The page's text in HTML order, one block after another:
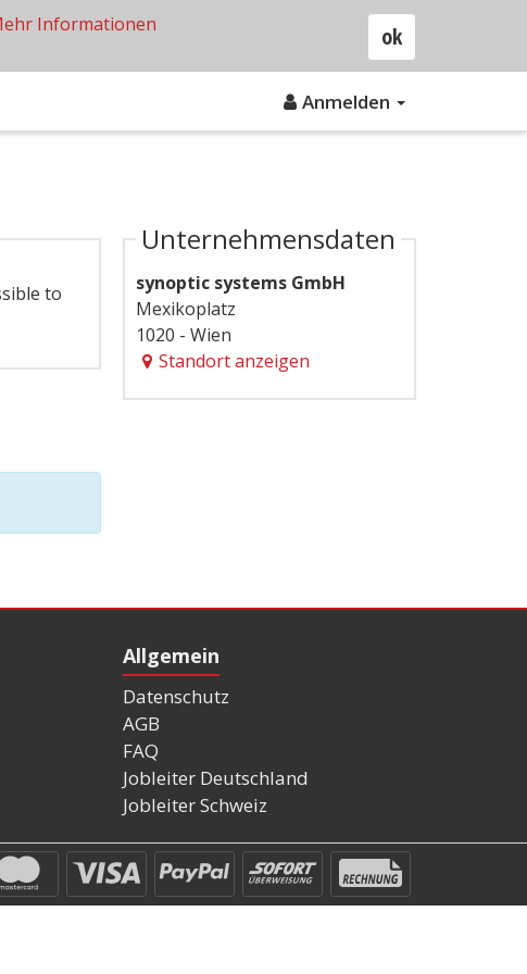
Anmelden
to
Unternehmensdaten
synoptic systems GmbH
Mexikoplatz
1020 - Wien
Standort anzeigen
Allgemein
Datenschutz
AGB
FAQ
Jobleiter Deutschland
Jobleiter Schweiz
ok
Informationen